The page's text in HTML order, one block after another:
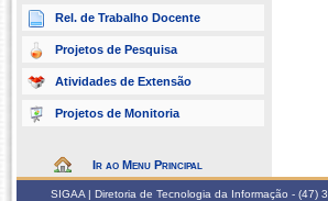
Rel. de Trabalho Docente
Projetos de Pesquisa
Atividades de Extensão
Projetos de Monitoria
Ir ao Menu Principal
SIGAA | Diretoria de Tecnologia da Informação -